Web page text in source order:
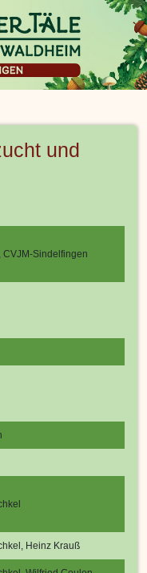
und
CVJM-Sindelfingen
Heinz Krauß